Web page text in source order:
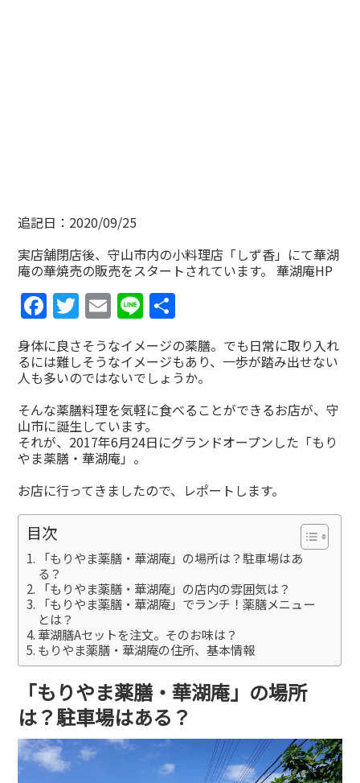
追記日：2020/09/25
実店舗閉店後、守山市内の小料理店「しず香」にて華湖
庵の華焼売の販売をスタートされています。 華湖庵HP
Facebook
Twitter
Email
Line
有
身体に良さそうなイメージの薬膳。でも日常に取り入れ
るには難しそうなイメージもあり、一歩が踏み出せない
人も多いのではないでしょうか。
そんな薬膳料理を気軽に食べることができるお店が、守
山市に誕生しています。
それが、2017年6月24日にグランドオープンした「もり
やま薬膳・華湖庵」。
お店に行ってきましたので、レポートします。
目次
「もりやま薬膳・華湖庵」の場所は？駐車場はあ
る？
「もりやま薬膳・華湖庵」の店内の雰囲気は？
「もりやま薬膳・華湖庵」でランチ！薬膳メニュー
とは？
華湖膳Aセットを注文。そのお味は？
もりやま薬膳・華湖庵の住所、基本情報
「もりやま薬膳・華湖庵」の場所
は？駐車場はある？